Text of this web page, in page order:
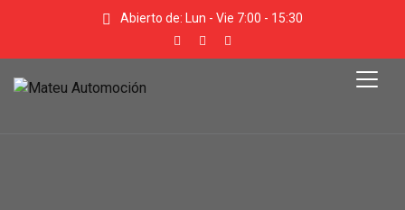
Abierto de: Lun - Vie 7:00 - 15:30